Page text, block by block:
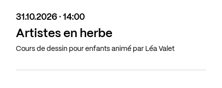
31.10.2026 · 14:00
Artistes en herbe
Cours de dessin pour enfants animé par Léa Valet